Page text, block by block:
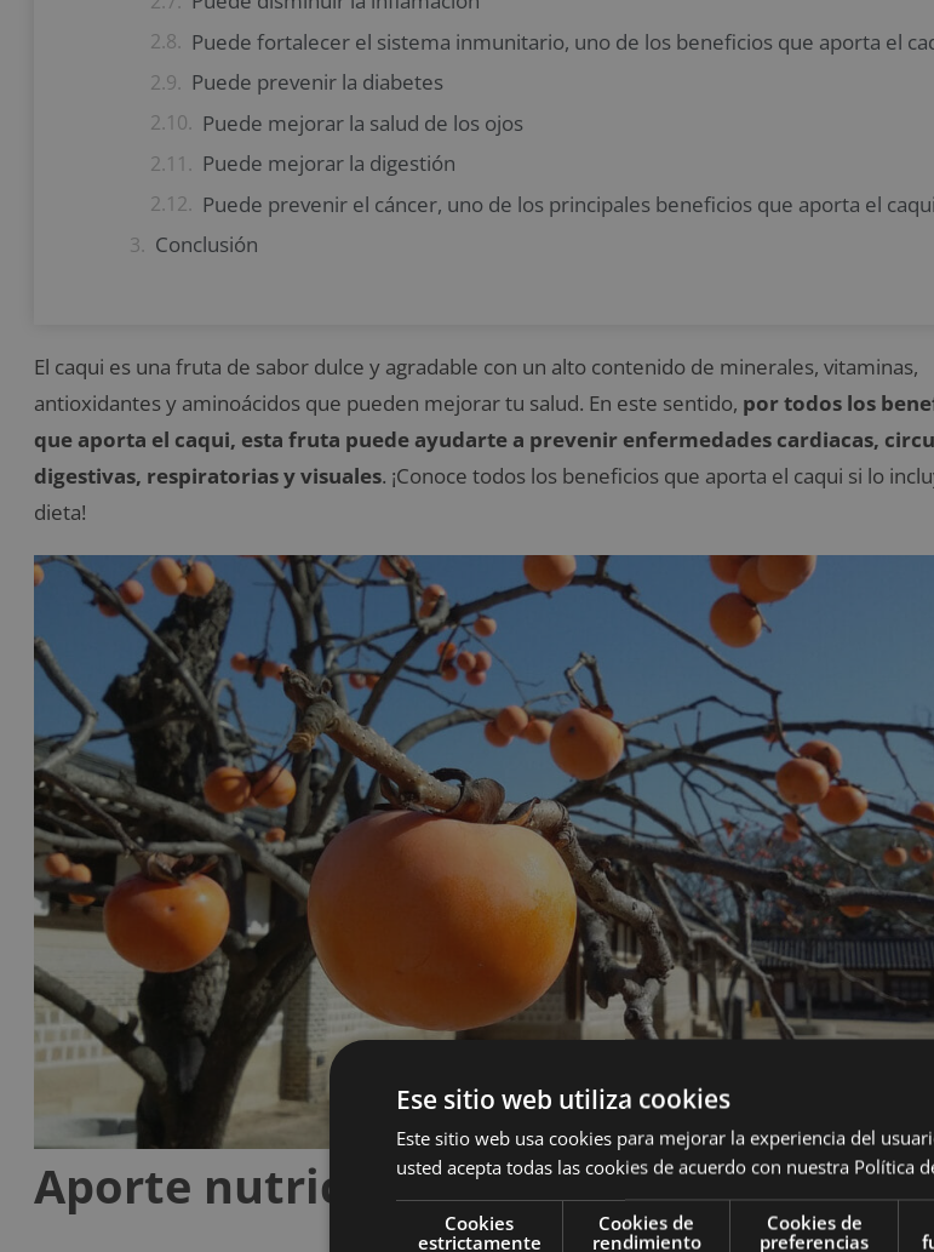
Puede prevenir la diabetes
Puede mejorar la salud de los ojos
Puede mejorar la digestión
Puede prevenir el cáncer, uno de los principales beneficios que aporta el caqui
Conclusión
El caqui es una fruta de sabor dulce y agradable con un alto contenido de minerales, vitaminas,
antioxidantes y aminoácidos que pueden mejorar tu salud. En este sentido, por todos los
que aporta el caqui, esta fruta puede ayudarte a prevenir enfermedades cardiacas,
digestivas, respiratorias y visuales. ¡Conoce todos los beneficios que aporta el caqui si lo
dieta!
Aporte nutricional del caqui
Ese sitio web utiliza cookies
Este sitio web usa cookies para mejorar la experiencia del
usted acepta todas las cookies de acuerdo con nuestra Política
Cookies
estrictamente
Cookies de
rendimiento
Cookies de
preferencias